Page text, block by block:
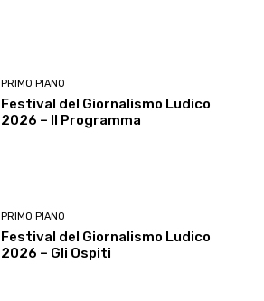
PRIMO PIANO
Festival del Giornalismo Ludico
2026 – Il Programma
PRIMO PIANO
Festival del Giornalismo Ludico
2026 – Gli Ospiti